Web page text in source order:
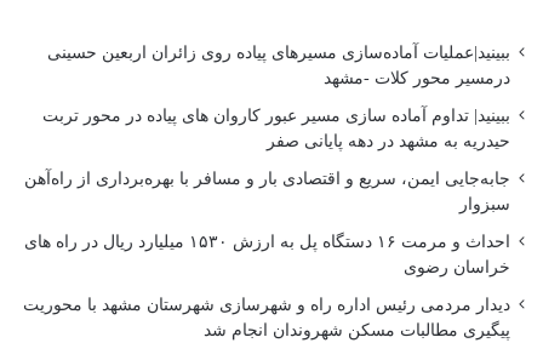
ببینید|عملیات آماده‌سازی مسیرهای پیاده روی زائران اربعین حسینی
درمسیر محور کلات -مشهد
ببینید| تداوم آماده سازی مسیر عبور کاروان های پیاده در محور تربت
حیدریه به مشهد در دهه پایانی صفر
جابه‌جایی ایمن، سریع و اقتصادی بار و مسافر با بهره‌برداری از راه‌آهن
سبزوار
احداث و مرمت ۱۶ دستگاه پل به ارزش ۱۵۳۰ میلیارد ریال در راه های
خراسان رضوی
دیدار مردمی رئیس اداره راه و شهرسازی شهرستان مشهد با محوریت
پیگیری مطالبات مسکن شهروندان انجام شد